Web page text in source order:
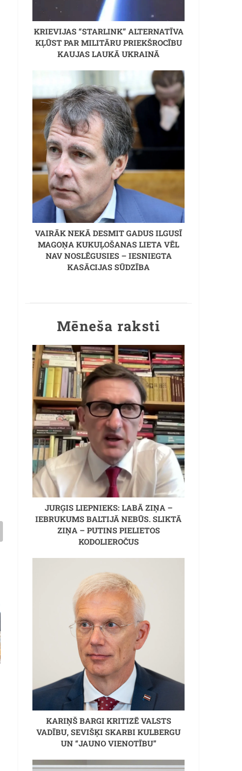
KRIEVIJAS “STARLINK” ALTERNATĪVA
KĻŪST PAR MILITĀRU PRIEKŠROCĪBU
KAUJAS LAUKĀ UKRAINĀ
VAIRĀK NEKĀ DESMIT GADUS ILGUSĪ
MAGOŅA KUKUĻOŠANAS LIETA VĒL
NAV NOSLĒGUSIES – IESNIEGTA
KASĀCIJAS SŪDZĪBA
Mēneša raksti
JURĢIS LIEPNIEKS: LABĀ ZIŅA –
IEBRUKUMS BALTIJĀ NEBŪS. SLIKTĀ
ZIŅA – PUTINS PIELIETOS
KODOLIEROČUS
KARIŅŠ BARGI KRITIZĒ VALSTS
VADĪBU, SEVIŠĶI SKARBI KULBERGU
UN “JAUNO VIENOTĪBU”